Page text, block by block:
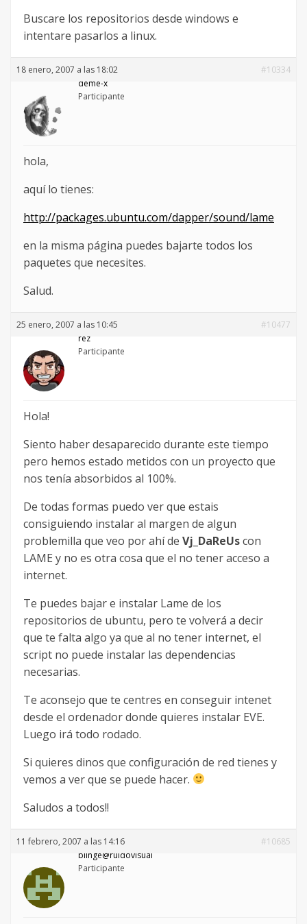
Buscare los repositorios desde windows e
intentare pasarlos a linux.
18 enero, 2007 a las 18:02
#10334
deme-x
Participante
hola,
aquí lo tienes:
http://packages.ubuntu.com/dapper/sound/lame
en la misma página puedes bajarte todos los
paquetes que necesites.
Salud.
25 enero, 2007 a las 10:45
#10477
rez
Participante
Hola!
Siento haber desaparecido durante este tiempo
pero hemos estado metidos con un proyecto que
nos tenía absorbidos al 100%.
De todas formas puedo ver que estais
consiguiendo instalar al margen de algun
problemilla que veo por ahí de Vj_DaReUscon
LAME y no es otra cosa que el no tener acceso a
internet.
Te puedes bajar e instalar Lame de los
repositorios de ubuntu, pero te volverá a decir
que te falta algo ya que al no tener internet, el
script no puede instalar las dependencias
necesarias.
Te aconsejo que te centres en conseguir intenet
desde el ordenador donde quieres instalar EVE.
Luego irá todo rodado.
Si quieres dinos que configuración de red tienes y
vemos a ver que se puede hacer.
Saludos a todos!!
11 febrero, 2007 a las 14:16
#10685
blinge@ruidovisual
Participante